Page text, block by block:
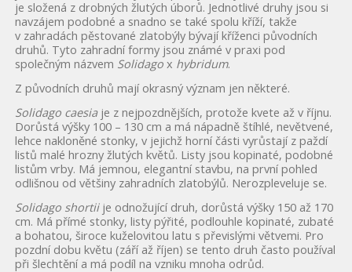
je složená z drobných žlutých úborů. Jednotlivé druhy jsou si
navzájem podobné a snadno se také spolu kříží, takže
v zahradách pěstované zlatobýly bývají kříženci původních
druhů. Tyto zahradní formy jsou známé v praxi pod
společným názvem Solidagox hybridum.
Z původních druhů mají okrasný význam jen některé.
Solidago caesiaje z nejpozdnějších, protože kvete až v říjnu.
Dorůstá výšky 100 – 130 cm a má nápadně štíhlé, nevětvené,
lehce nakloněné stonky, v jejichž horní části vyrůstají z paždí
listů malé hrozny žlutých květů. Listy jsou kopinaté, podobné
listům vrby. Má jemnou, elegantní stavbu, na první pohled
odlišnou od většiny zahradních zlatobýlů. Nerozpleveluje se.
Solidago shortiije odnožující druh, dorůstá výšky 150 až 170
cm. Má přímé stonky, listy pýřité, podlouhle kopinaté, zubaté
a bohatou, široce kuželovitou latu s převislými větvemi. Pro
pozdní dobu květu (září až říjen) se tento druh často používal
při šlechtění a má podíl na vzniku mnoha odrůd.